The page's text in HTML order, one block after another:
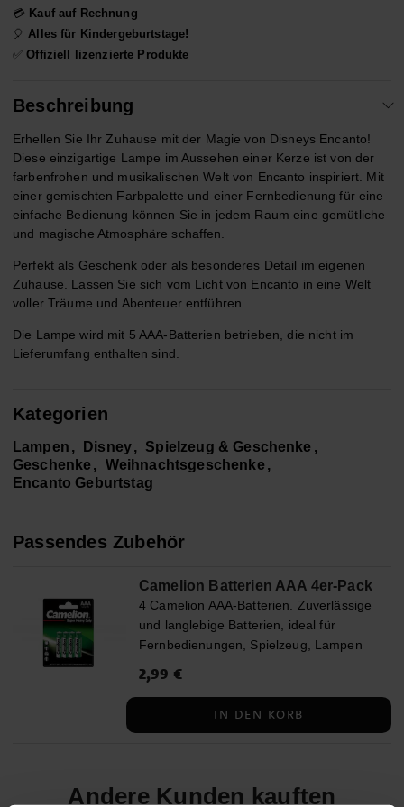
💳 Kauf auf Rechnung
🎈 Alles für Kindergeburtstage!
✅Offiziell lizenzierte Produkte
Beschreibung
Erhellen Sie Ihr Zuhause mit der Magie von Disneys Encanto!
Diese einzigartige Lampe im Aussehen einer Kerze ist von der
farbenfrohen und musikalischen Welt von Encanto inspiriert. Mit
einer gemischten Farbpalette und einer Fernbedienung für eine
einfache Bedienung können Sie in jedem Raum eine gemütliche
und magische Atmosphäre schaffen.
Perfekt als Geschenk oder als besonderes Detail im eigenen
Zuhause. Lassen Sie sich vom Licht von Encanto in eine Welt
voller Träume und Abenteuer entführen.
Die Lampe wird mit 5 AAA-Batterien betrieben, die nicht im
Lieferumfang enthalten sind.
Kategorien
Lampen Disney
Spielzeug & Geschenke
Geschenke
Weihnachtsgeschenke
Encanto Geburtstag
Passendes Zubehör
Camelion Batterien AAA 4er-Pack
4 Camelion AAA-Batterien. Zuverlässige
und langlebige Batterien, ideal für
Fernbedienungen, Spielzeug, Lampen
Preis :2,99 €
2,99 €
IN DEN KORB
Andere Kunden kauften